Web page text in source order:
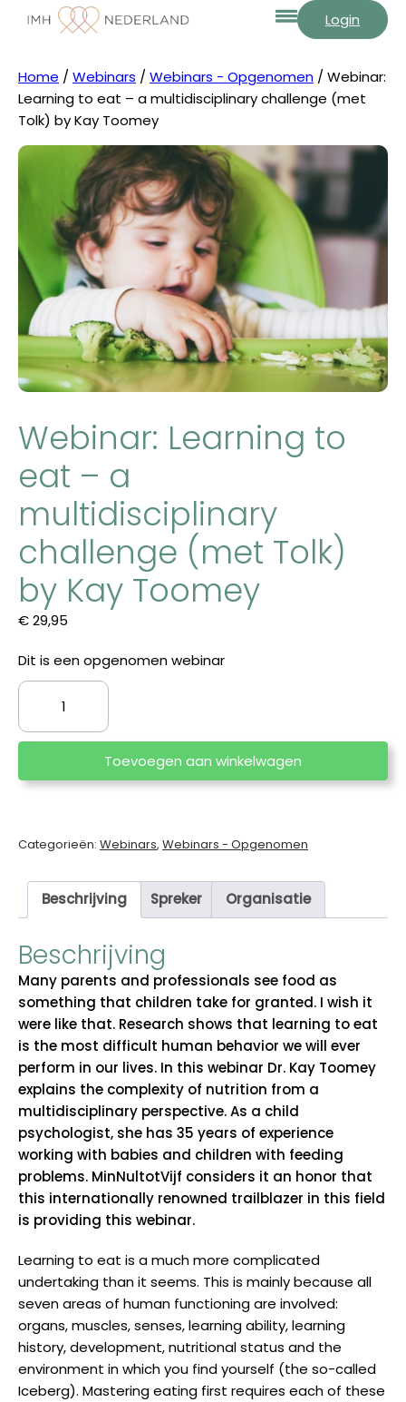
Login
Home / Webinars / Webinars - Opgenomen / Webinar:
Learning to eat – a multidisciplinary challenge (met
Tolk) by Kay Toomey
Webinar: Learning to
eat – a
multidisciplinary
challenge (met Tolk)
by Kay Toomey
€29,95
Dit is een opgenomen webinar
Webinar:
Learning
to
-
challenge
Tolk)
Toomey
aantal
Toevoegen aan winkelwagen
Categorieën: Webinars, Webinars - Opgenomen
Beschrijving Spreker Organisatie
Beschrijving
Many parents and professionals see food as
something that children take for granted. I wish it
were like that. Research shows that learning to eat
is the most difficult human behavior we will ever
perform in our lives. In this webinar Dr. Kay Toomey
explains the complexity of nutrition from a
multidisciplinary perspective. As a child
psychologist, she has 35 years of experience
working with babies and children with feeding
problems. MinNultotVijf considers it an honor that
this internationally renowned trailblazer in this field
is providing this webinar.
Learning to eat is a much more complicated
undertaking than it seems. This is mainly because all
seven areas of human functioning are involved:
organs, muscles, senses, learning ability, learning
history, development, nutritional status and the
environment in which you find yourself (the so-called
Iceberg). Mastering eating first requires each of these